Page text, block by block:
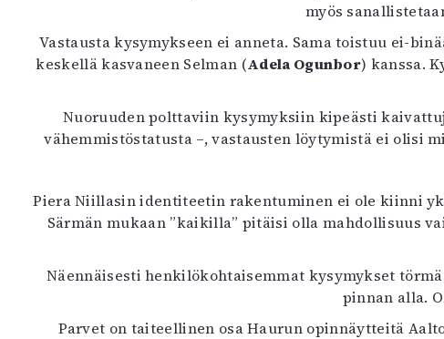
myös
Vastausta kysymykseen ei anneta. Sama toistuu ei-
keskellä kasvaneen Selman (Adela Ogunbor) kanssa.
Nuoruuden polttaviin kysymyksiin kipeästi
vähemmistöstatusta –, vastausten löytymistä ei olisi
Piera Niillasin identiteetin rakentuminen ei ole kiinni
Särmän mukaan ”kaikilla” pitäisi olla mahdollisuus
Näennäisesti henkilökohtaisemmat kysymykset
pinnan alla.
Parvet on taiteellinen osa Haurun opinnäytteitä